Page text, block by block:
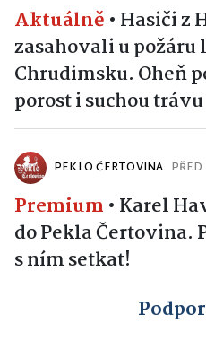
Aktuálně • Hasiči z
zasahovali u požáru
Chrudimsku. Oheň
porost i suchou trávu
PEKLO ČERTOVINA
Premium • Karel
do Pekla Čertovina.
s ním setkat!